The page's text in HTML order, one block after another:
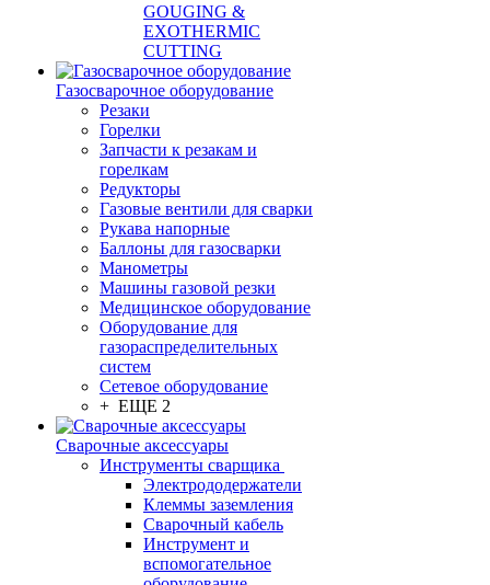
GOUGING &
EXOTHERMIC
CUTTING
Газосварочное оборудование
Резаки
Горелки
Запчасти к резакам и
горелкам
Редукторы
Газовые вентили для сварки
Рукава напорные
Баллоны для газосварки
Манометры
Машины газовой резки
Медицинское оборудование
Оборудование для
газораспределительных
систем
Сетевое оборудование
+ ЕЩЕ 2
Сварочные аксессуары
Инструменты сварщика
Электрододержатели
Клеммы заземления
Сварочный кабель
Инструмент и
вспомогательное